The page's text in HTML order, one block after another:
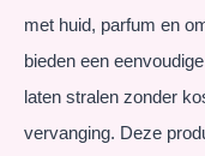
met huid, parfum en
bieden een
laten stralen zonder
vervanging. Deze